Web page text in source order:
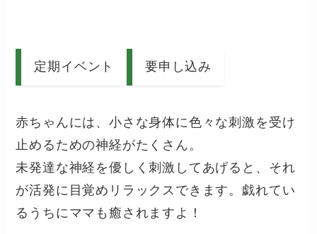
定期イベント 要申し込み
赤ちゃんには、小さな身体に色々な刺激を受け
止めるための神経がたくさん。
未発達な神経を優しく刺激してあげると、それ
が活発に目覚めリラックスできます。戯れてい
るうちにママも癒されますよ！